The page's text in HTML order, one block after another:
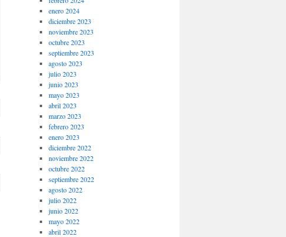
enero 2024
diciembre 2023
noviembre 2023
octubre 2023
septiembre 2023
agosto 2023
julio 2023
junio 2023
mayo 2023
abril 2023
marzo 2023
febrero 2023
enero 2023
diciembre 2022
noviembre 2022
octubre 2022
septiembre 2022
agosto 2022
julio 2022
junio 2022
mayo 2022
abril 2022